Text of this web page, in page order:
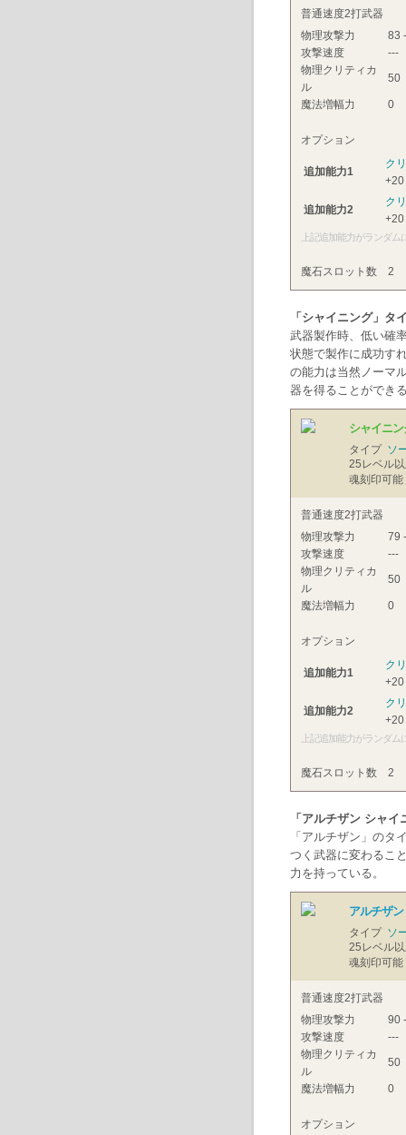
普通速度2打武器
物理攻撃力
83
攻撃速度
---
物理クリティカ
ル
50
魔法増幅力 0
オプション
追加能力1
ク
+20
追加能力2
ク
+20
上記追加能力がランダム
魔石スロット数 2
「シャイニング」タ
武器製作時、低い確
状態で製作に成功す
の能力は当然ノーマ
器を得ることができ
シャイニ
タイプ ソ
25 レベル
魂刻印可能
普通速度2打武器
物理攻撃力
79
攻撃速度
---
物理クリティカ
ル
50
魔法増幅力 0
オプション
追加能力1
ク
+20
追加能力2
ク
+20
上記追加能力がランダム
魔石スロット数 2
「アルチザン シャ
「アルチザン」のタ
つく武器に変わるこ
力を持っている。
アルチザ
タイプ ソ
25 レベル
魂刻印可能
普通速度2打武器
物理攻撃力
90
攻撃速度
---
物理クリティカ
ル
50
魔法増幅力 0
オプション